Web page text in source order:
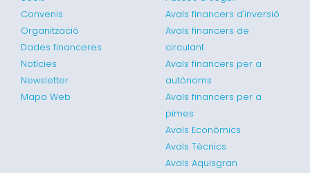
Convenis
Organització
Dades financeres
Notícies
Newsletter
Mapa Web
Avals financers d'inversió
Avals financers de
circulant
Avals financers per a
autònoms
Avals financers per a
pimes
Avals Econòmics
Avals Tècnics
Avals Aquisgran